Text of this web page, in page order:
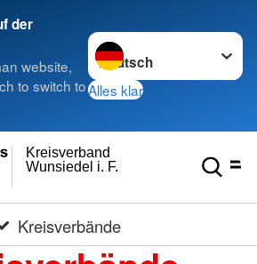
der
website,
to switch to
Sprache wechseln zu
Alles klar
Wunsiedel i. F.
Kreisverband
Kreisverbände